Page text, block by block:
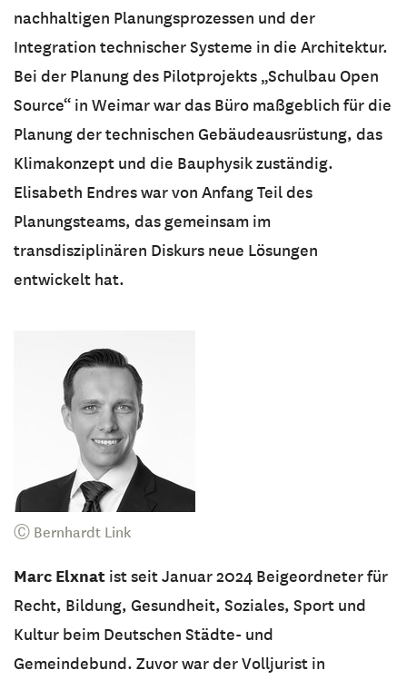
nachhaltigen Planungsprozessen und der
Integration technischer Systeme in die Architektur.
Bei der Planung des Pilotprojekts „Schulbau Open
Source“ in Weimar war das Büro maßgeblich für die
Planung der technischen Gebäudeausrüstung, das
Klimakonzept und die Bauphysik zuständig.
Elisabeth Endres war von Anfang Teil des
Planungsteams, das gemeinsam im
transdisziplinären Diskurs neue Lösungen
entwickelt hat.
Ⓒ Bernhardt Link
Marc Elxnat ist seit Januar 2024 Beigeordneter für
Recht, Bildung, Gesundheit, Soziales, Sport und
Kultur beim Deutschen Städte- und
Gemeindebund. Zuvor war der Volljurist in